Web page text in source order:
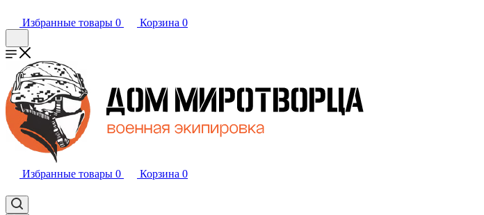
Избранные товары 0 Корзина 0
Избранные товары 0 Корзина 0